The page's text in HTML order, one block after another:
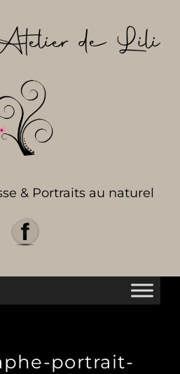
de Lili
& Portraits au naturel
portrait-